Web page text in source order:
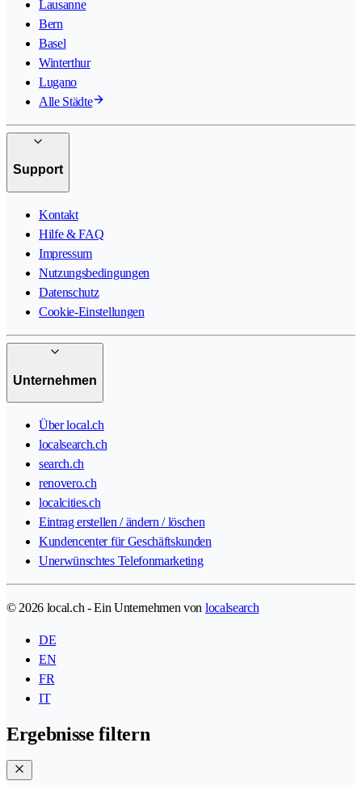
Lausanne
Bern
Basel
Winterthur
Lugano
Alle Städte
Support
Kontakt
Hilfe & FAQ
Impressum
Nutzungsbedingungen
Datenschutz
Cookie-Einstellungen
Unternehmen
Über local.ch
localsearch.ch
search.ch
renovero.ch
localcities.ch
Eintrag erstellen / ändern / löschen
Kundencenter für Geschäftskunden
Unerwünschtes Telefonmarketing
© 2026 local.ch - Ein Unternehmen von localsearch
DE
EN
FR
IT
Ergebnisse filtern